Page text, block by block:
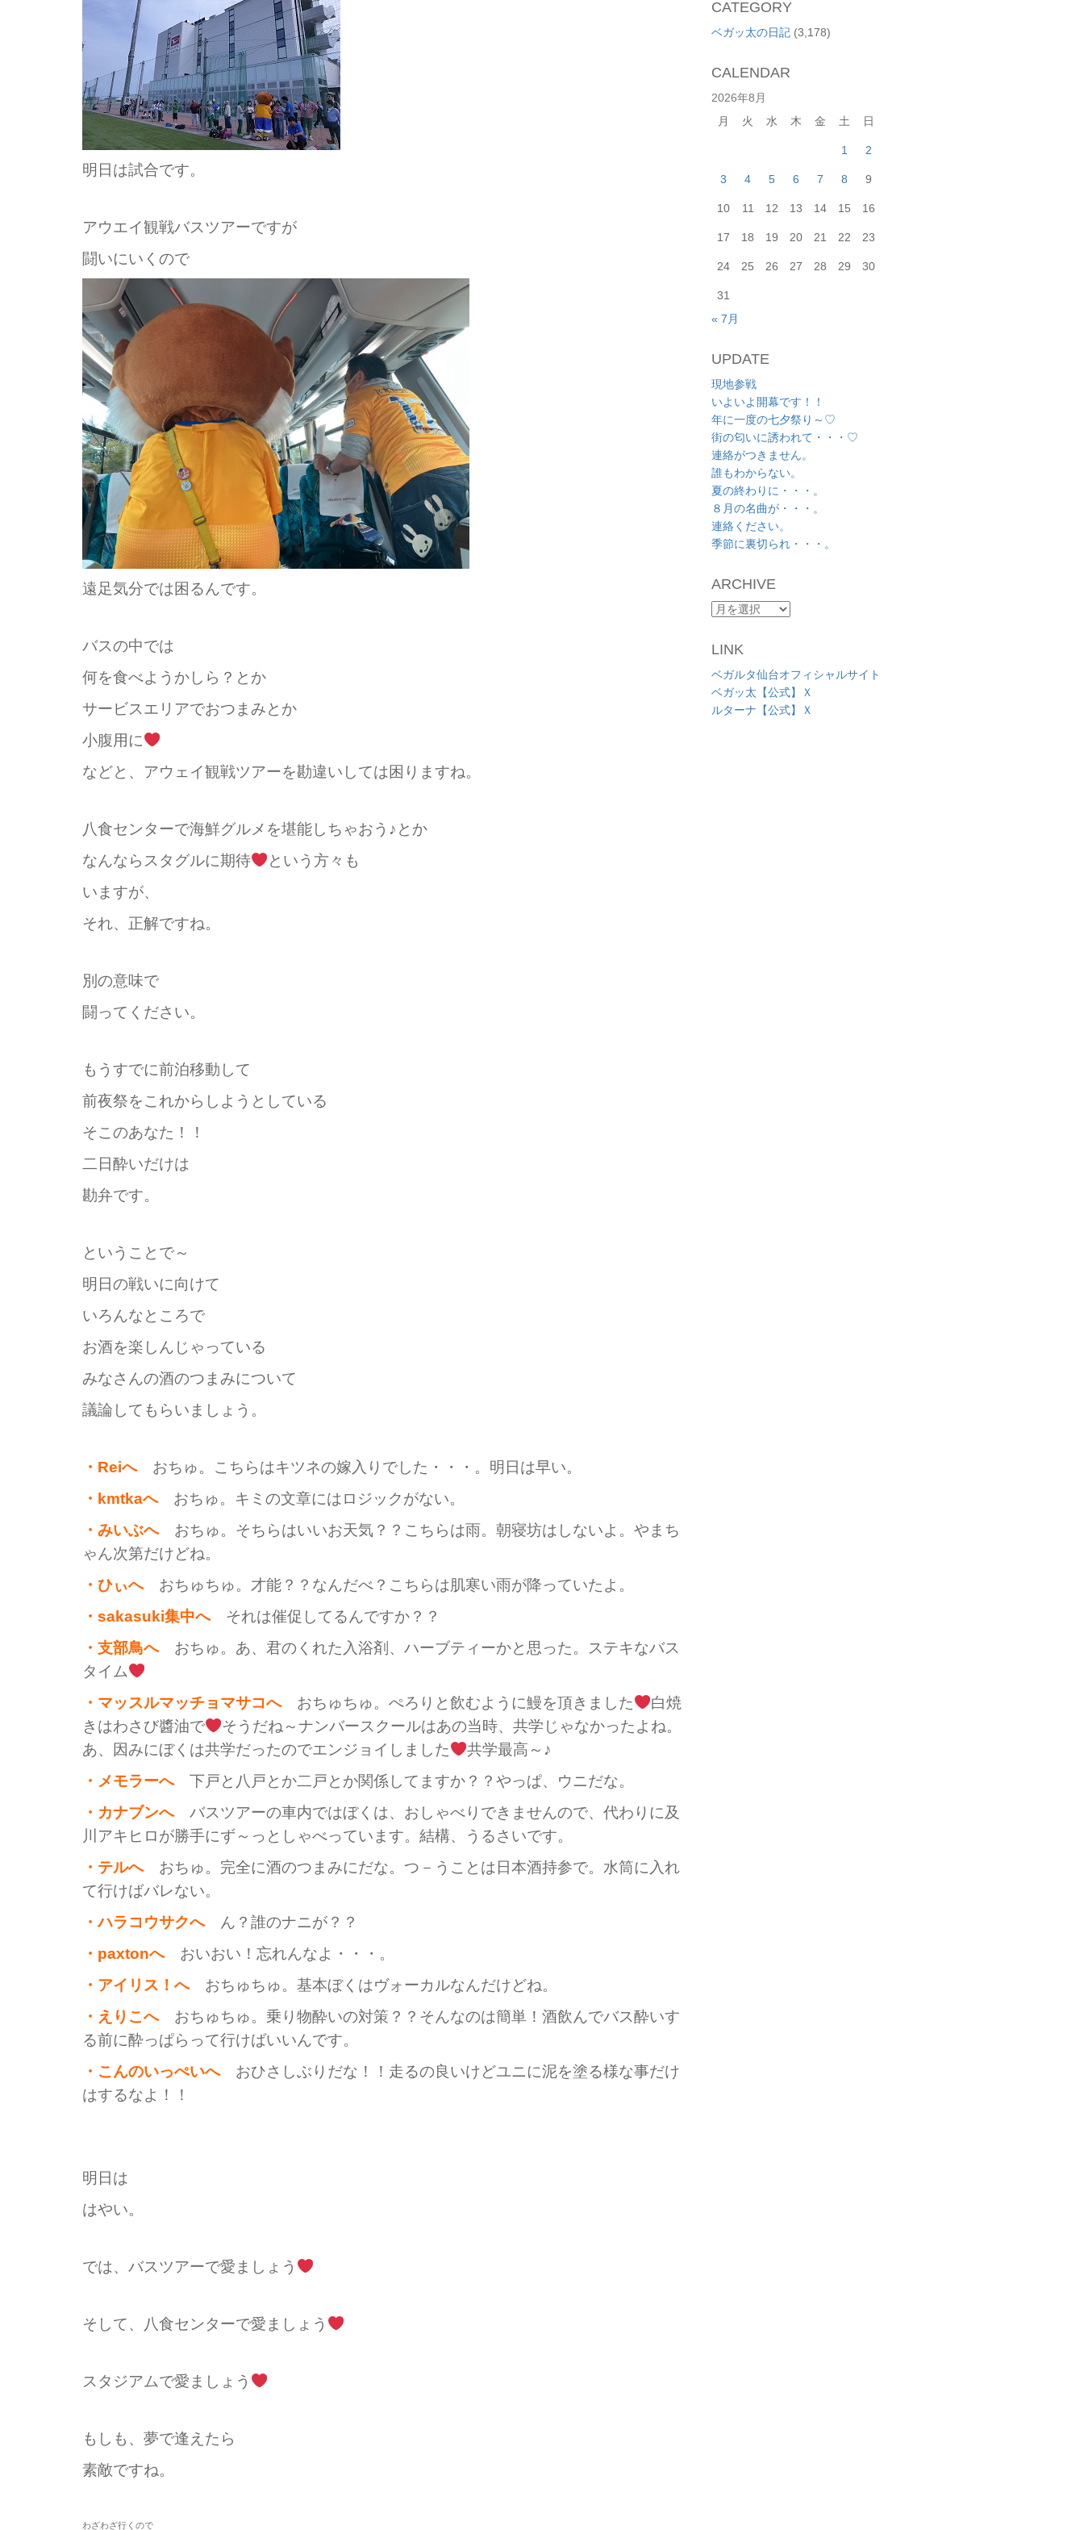
明日は試合です。
アウエイ観戦バスツアーですが
闘いにいくので
遠足気分では困るんです。
バスの中では
何を食べようかしら？とか
サービスエリアでおつまみとか
小腹用に
などと、アウェイ観戦ツアーを勘違いしては困りますね。
八食センターで海鮮グルメを堪能しちゃおう♪とか
なんならスタグルに期待
という方々も
いますが、
それ、正解ですね。
別の意味で
闘ってください。
もうすでに前泊移動して
前夜祭をこれからしようとしている
そこのあなた！！
二日酔いだけは
勘弁です。
ということで～
明日の戦いに向けて
いろんなところで
お酒を楽しんじゃっている
みなさんの酒のつまみについて
議論してもらいましょう。
・Reiへおちゅ。こちらはキツネの嫁入りでした・・・。明日は早い。
・kmtkaへおちゅ。キミの文章にはロジックがない。
・みいぶへおちゅ。そちらはいいお天気？？こちらは雨。朝寝坊はしないよ。やまち
ゃん次第だけどね。
・ひぃへ おちゅちゅ。才能？？なんだべ？こちらは肌寒い雨が降っていたよ。
・sakasuki集中へそれは催促してるんですか？？
・支部鳥へ おちゅ。あ、君のくれた入浴剤、ハーブティーかと思った。ステキなバス
タイム
・マッスルマッチョマサコへおちゅちゅ。ぺろりと飲むように鰻を頂きました
白焼
きはわさび醬油で
そうだね～ナンバースクールはあの当時、共学じゃなかったよね。
あ、因みにぼくは共学だったのでエンジョイしました
共学最高～♪
・メモラーへ下戸と八戸とか二戸とか関係してますか？？やっぱ、ウニだな。
・カナブンへ バスツアーの車内ではぼくは、おしゃべりできませんので、代わりに及
川アキヒロが勝手にず～っとしゃべっています。結構、うるさいです。
・テルへ おちゅ。完全に酒のつまみにだな。つ－うことは日本酒持参で。水筒に入れ
て行けばバレない。
・ハラコウサクへ ん？誰のナニが？？
・paxtonへおいおい！忘れんなよ・・・。
・アイリス！へ おちゅちゅ。基本ぼくはヴォーカルなんだけどね。
・えりこへおちゅちゅ。乗り物酔いの対策？？そんなのは簡単！酒飲んでバス酔いす
る前に酔っぱらって行けばいいんです。
・こんのいっぺいへ おひさしぶりだな！！走るの良いけどユニに泥を塗る様な事だけ
はするなよ！！
明日は
はやい。
では、バスツアーで愛ましょう
そして、八食センターで愛ましょう
スタジアムで愛ましょう
もしも、夢で逢えたら
素敵ですね。
わざわざ行くので
CATEGORY
ベガッ太の日記 (3,178)
CALENDAR
2026年8月
月
火 水 木 金 土 日
1 2
3 4 5 6 7 8 9
10 11 12 13 14 15 16
17 18 19 20 21 22 23
24 25 26 27 28 29 30
31
« 7月
UPDATE
現地参戦
いよいよ開幕です！！
年に一度の七夕祭り～♡
街の匂いに誘われて・・・♡
連絡がつきません。
誰もわからない。
夏の終わりに・・・。
８月の名曲が・・・。
連絡ください。
季節に裏切られ・・・。
ARCHIVE
ARCHIVE
LINK
ベガルタ仙台オフィシャルサイト
ベガッ太【公式】Ｘ
ルターナ【公式】Ｘ